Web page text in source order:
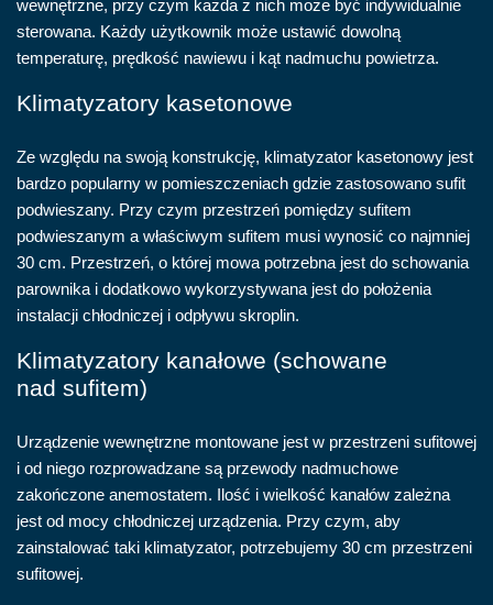
wewnętrzne, przy czym każda z nich może być indywidualnie
sterowana. Każdy użytkownik może ustawić dowolną
temperaturę, prędkość nawiewu i kąt nadmuchu powietrza.
Klimatyzatory kasetonowe
Ze względu na swoją konstrukcję, klimatyzator kasetonowy jest
bardzo popularny w pomieszczeniach gdzie zastosowano sufit
podwieszany. Przy czym przestrzeń pomiędzy sufitem
podwieszanym a właściwym sufitem musi wynosić co najmniej
30 cm. Przestrzeń, o której mowa potrzebna jest do schowania
parownika i dodatkowo wykorzystywana jest do położenia
instalacji chłodniczej i odpływu skroplin.
Klimatyzatory kanałowe (schowane
nad sufitem)
Urządzenie wewnętrzne montowane jest w przestrzeni sufitowej
i od niego rozprowadzane są przewody nadmuchowe
zakończone anemostatem. Ilość i wielkość kanałów zależna
jest od mocy chłodniczej urządzenia. Przy czym, aby
zainstalować taki klimatyzator, potrzebujemy 30 cm przestrzeni
sufitowej.